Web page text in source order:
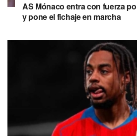
AS Mónaco entra con fuerza
y pone el fichaje en marcha